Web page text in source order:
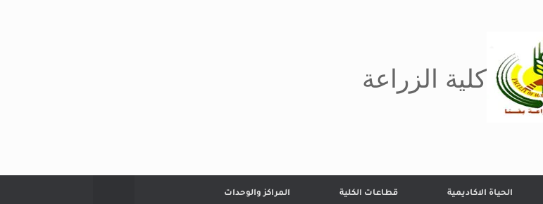
كلية الزراعة
الحياة الاكاديمية قطاعات الكلية المراكز والوحدات